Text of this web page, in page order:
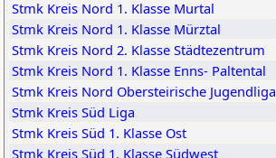
Stmk Kreis Nord 1. Klasse Murtal
Stmk Kreis Nord 1. Klasse Mürztal
Stmk Kreis Nord 2. Klasse Städtezentrum
Stmk Kreis Nord 1. Klasse Enns- Paltental
Stmk Kreis Nord Obersteirische Jugendliga
Stmk Kreis Süd Liga
Stmk Kreis Süd 1. Klasse Ost
Stmk Kreis Süd 1. Klasse Südwest